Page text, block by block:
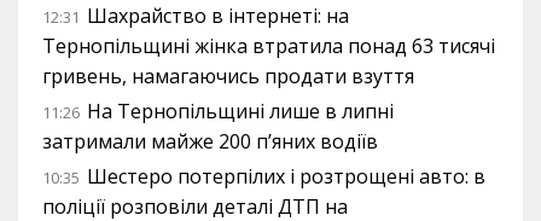
12:31 Шахрайство в інтернеті: на
Тернопільщині жінка втратила понад 63 тисячі
гривень, намагаючись продати взуття
11:26 На Тернопільщині лише в липні
затримали майже 200 п’яних водіїв
10:35 Шестеро потерпілих і розтрощені авто: в
поліції розповіли деталі ДТП на